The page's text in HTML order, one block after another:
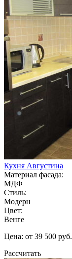
Кухня Августина
Материал фасада:
МДФ
Стиль:
Модерн
Цвет:
Венге
Цена: от 39 500 руб.
Рассчитать